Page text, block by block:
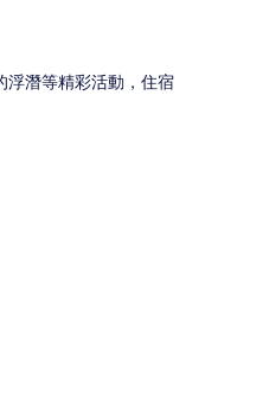
浮潛等精彩活動，住宿